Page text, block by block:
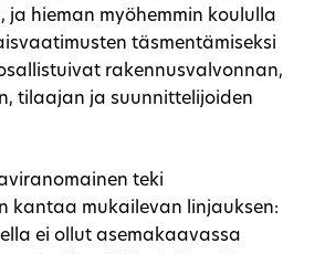
ja hieman myöhemmin koululla
täsmentämiseksi
rakennusvalvonnan,
tilaajan ja suunnittelijoiden
teki
kantaa mukailevan linjauksen:
ei ollut asemakaavassa